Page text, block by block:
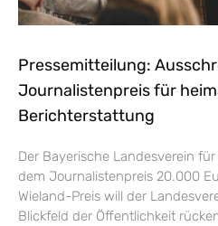
Pressemitteilung:
Journalistenpreis für
Berichterstattung
Der Bayerische Landesverein
dem Journalistenpreis 20.000
Wieland-Preis will der
Blickfeld der Öffentlichkeit